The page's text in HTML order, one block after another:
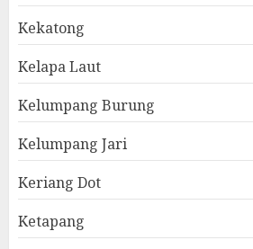
Kekatong
Kelapa Laut
Kelumpang Burung
Kelumpang Jari
Keriang Dot
Ketapang